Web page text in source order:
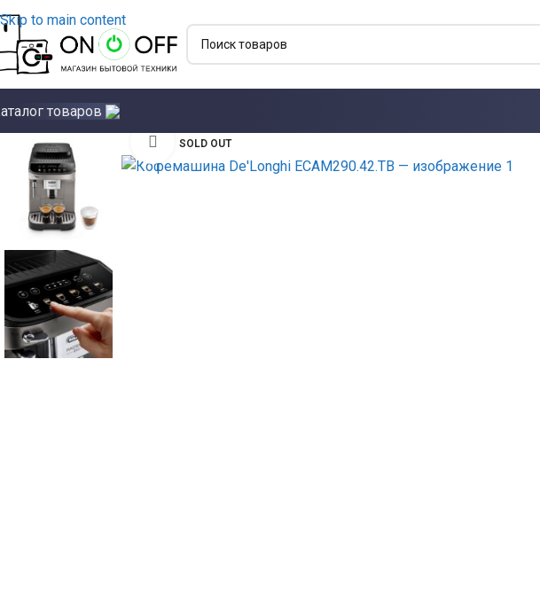
Skip to main content
товаров
SOLD OUT
Click to enlarge